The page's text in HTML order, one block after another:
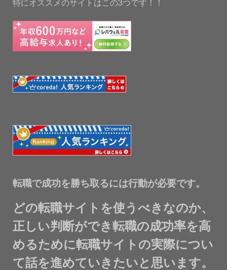
特にオススメのサイトはこの3つです！！
転職で成功を勝ち取るには行動が必要です。
どの転職サイトを使うべきなのか、
正しい判断ができ転職の成功率を高
めるために転職サイトの実際につい
て話を進めていきたいと思います。